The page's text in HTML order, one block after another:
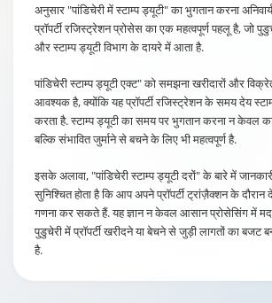
अनुसार "पांडिचेरी में स्टाम्प ड्यूटी" का भुगतान करना
प्रॉपर्टी रजिस्ट्रेशन प्रोसेस का एक महत्वपूर्ण पहलू है, जो
और स्टाम्प ड्यूटी विभाग के दायरे में आता है.
पांडिचेरी स्टाम्प ड्यूटी एक्ट" को समझना खरीदारों और
आवश्यक है, क्योंकि यह प्रॉपर्टी रजिस्ट्रेशन के समय देय
करता है. स्टाम्प ड्यूटी का समय पर भुगतान करना न केवल
बल्कि संभावित जुर्माने से बचने के लिए भी महत्वपूर्ण है.
इसके अलावा, "पांडिचेरी स्टाम्प ड्यूटी दरों" के बारे में
सुनिश्चित होता है कि आप अपने प्रॉपर्टी ट्रांज़ैक्शन के दौरान
गणना कर सकते हैं. यह ज्ञान न केवल आसान प्रोसेसिंग में
पुडुचेरी में प्रॉपर्टी खरीदने या बेचने से जुड़ी लागतों का बजट
है.